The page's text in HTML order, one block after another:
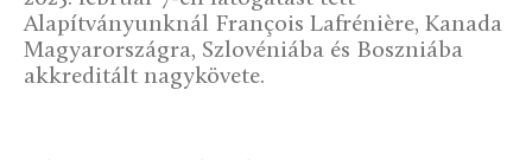
Alapítványunknál François Lafrénière, Kanada
Magyarországra, Szlovéniába és Boszniába
akkreditált nagykövete.